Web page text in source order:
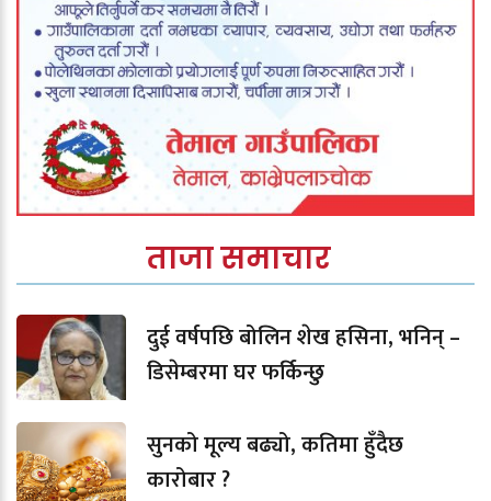
ताजा समाचार
दुई वर्षपछि बोलिन शेख हसिना, भनिन् –
डिसेम्बरमा घर फर्किन्छु
सुनको मूल्य बढ्यो, कतिमा हुँदैछ
कारोबार ?